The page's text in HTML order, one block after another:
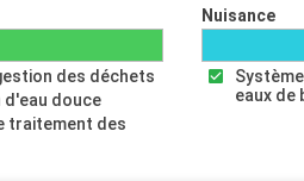
des déchets
douce
traitement des
Nuisance
eaux de